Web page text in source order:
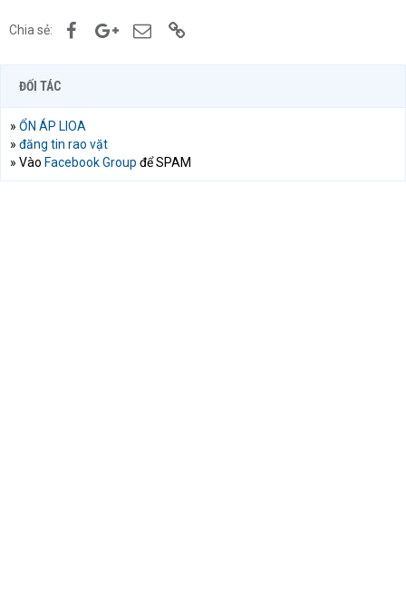
Chia sẻ: FacebookGoogle+Email
ĐỐI TÁC
» ỔN ÁP LIOA
» đăng tin rao vặt
» Vào Facebook Group để SPAM